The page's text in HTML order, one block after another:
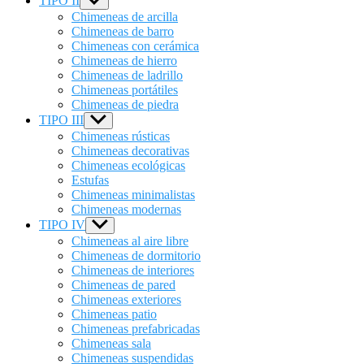
sub
menu
Chimeneas de arcilla
Chimeneas de barro
Chimeneas con cerámica
Chimeneas de hierro
Chimeneas de ladrillo
Chimeneas portátiles
Chimeneas de piedra
TIPO III Show
sub
menu
Chimeneas rústicas
Chimeneas decorativas
Chimeneas ecológicas
Estufas
Chimeneas minimalistas
Chimeneas modernas
TIPO IV Show
sub
menu
Chimeneas al aire libre
Chimeneas de dormitorio
Chimeneas de interiores
Chimeneas de pared
Chimeneas exteriores
Chimeneas patio
Chimeneas prefabricadas
Chimeneas sala
Chimeneas suspendidas